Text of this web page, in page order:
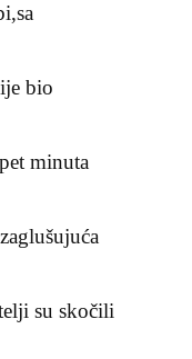
bio
minuta
su skočili